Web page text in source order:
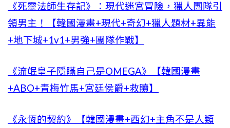
《死靈法師生存記》：現代迷宮冒險，獵人團隊引
領男主！【韓國漫畫+現代+奇幻+獵人題材+異能
+地下城+1v1+男強+團隊作戰】
《流氓皇子隱瞞自己是OMEGA》【韓國漫畫
+ABO+青梅竹馬+宮廷侯爵+救贖】
《永恆的契約》【韓國漫畫+西幻+主角不是人類